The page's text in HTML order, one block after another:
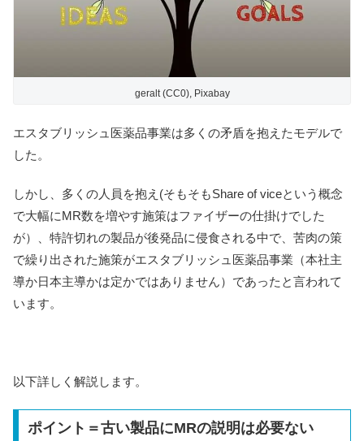
geralt (CC0), Pixabay
エスタブリッシュ医薬品事業は多くの矛盾を抱えたモデルで
した。
しかし、多くの人員を抱え(そもそもShare of viceという概念
で大幅にMR数を増やす施策はファイザーの仕掛けでした
が）、特許切れの製品が後発品に侵食される中で、苦肉の策
で繰り出された施策がエスタブリッシュ医薬品事業（本社主
導か日本主導かは定かではありません）であったと言われて
います。
以下詳しく解説します。
ポイント＝古い製品にMRの説明は必要ない